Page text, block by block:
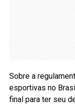
Sobre a
esportivas no
final para ter seu